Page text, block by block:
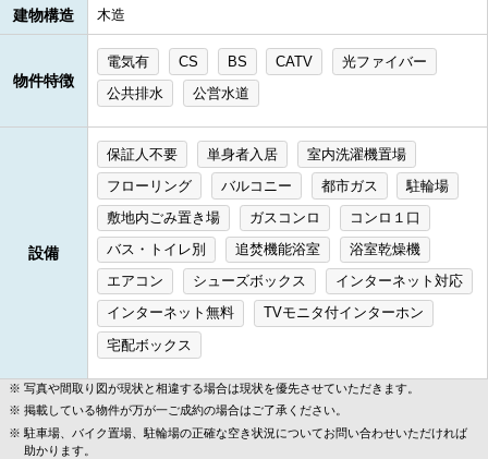
建物構造 木造
物件特徴
電気有 CS BS CATV
光ファイバー
公共排水
公営水道
設備
保証人不要 単身者入居
室内洗濯機置場
フローリング
バルコニー 都市ガス
駐輪場
敷地内ごみ置き場
ガスコンロ
コンロ１口
バス・トイレ別
追焚機能浴室
浴室乾燥機
エアコン
シューズボックス
インターネット対応
インターネット無料
TVモニタ付インターホン
宅配ボックス
写真や間取り図が現状と相違する場合は現状を優先させていただきます。
掲載している物件が万が一ご成約の場合はご了承ください。
駐車場、バイク置場、駐輪場の正確な空き状況についてお問い合わせいただければ
助かります。